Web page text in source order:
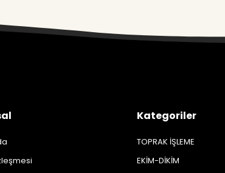
Kategoriler
TOPRAK İŞLEME
EKİM-DİKİM